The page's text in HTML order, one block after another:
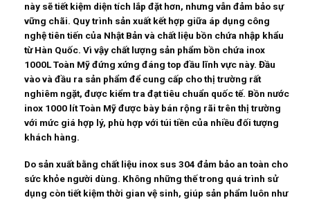
này sẽ tiết kiệm diện tích lắp đặt hơn, nhưng vẫn đảm bảo sự
vững chãi. Quy trình sản xuất kết hợp giữa áp dụng công
nghệ tiên tiến của Nhật Bản và chất liệu bồn chứa nhập khẩu
từ Hàn Quốc. Vì vậy chất lượng sản phẩm bồn chứa inox
1000L Toàn Mỹđứng xứng đáng top đầu lĩnh vực này. Đầu
vào và đầu ra sản phẩm để cung cấp cho thị trường rất
nghiêm ngặt, được kiểm tra đạt tiêu chuẩn quốc tế. Bồn nước
inox 1000 lít Toàn Mỹ được bày bán rộng rãi trên thị trường
với mức giá hợp lý, phù hợp với túi tiền của nhiều đối tượng
khách hàng.
Do sản xuất bằng chất liệu inox sus 304 đảm bảo an toàn cho
sức khỏe người dùng. Không những thế trong quá trình sử
dụng còn tiết kiệm thời gian vệ sinh, giúp sản phẩm luôn như